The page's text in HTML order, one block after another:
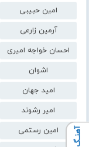
امین حبیبی
آرمین زارعی
احسان خواجه امیری
اشوان
امید جهان
امیر رشوند
امین رستمی